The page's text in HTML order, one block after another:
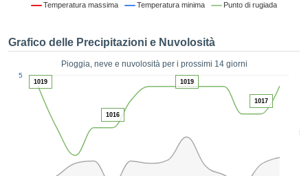
ACCETTA
CONTINUA
IMPOSTAZIONI
Temperatura massima Temperatura minima Punto di rugiada
Grafico delle Precipitazioni e Nuvolosità
Pioggia, neve e nuvolosità per i prossimi 14 giorni
50
5
1019
1016
1019
1017